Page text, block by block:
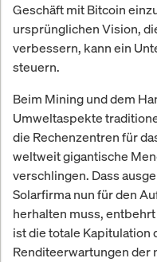
Geschäft mit Bitcoin
ursprünglichen Vision,
verbessern, kann ein
steuern.
Beim Mining und dem
Umweltaspekte
die Rechenzentren für
weltweit gigantische
verschlingen. Dass
Solarfirma nun für den
herhalten muss,
ist die totale Kapitulation
Renditeerwartungen der